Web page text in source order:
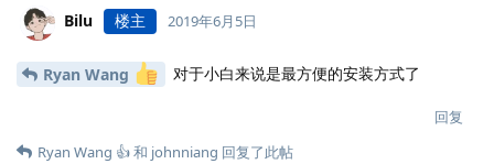
Bilu 楼主 2019年6月5日
Ryan Wang 对于小白来说是最方便的安装方式了
回复
Ryan Wang 👍和 johnniang 回复了此帖